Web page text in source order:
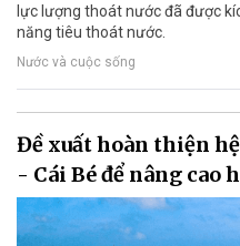
lực lượng thoát nước đã được
năng tiêu thoát nước.
Nước và cuộc sống
Đề xuất hoàn thiện
- Cái Bé để nâng cao